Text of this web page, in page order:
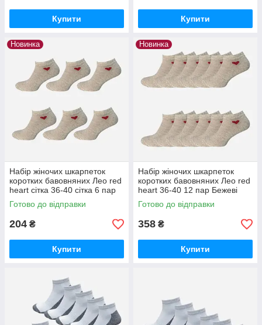
Купити Купити
Новинка
Набір жіночих шкарпеток
коротких бавовняних Лео red
heart сітка 36-40 сітка 6 пар
Бежеві
Готово до відправки
204 ₴
Купити
Новинка
Набір жіночих шкарпеток
коротких бавовняних Лео red
heart 36-40 12 пар Бежеві
Готово до відправки
358 ₴
Купити